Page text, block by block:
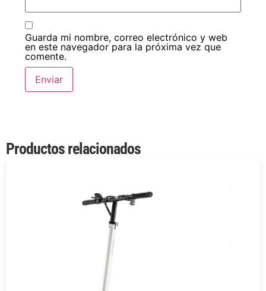
Guarda mi nombre, correo electrónico y web
en este navegador para la próxima vez que
comente.
Productos relacionados